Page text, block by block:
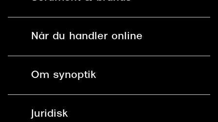
Spørgsmål & svar (FAQ)
Brilleabonnement All-Inclusive™
Brillerens
Når du handler online
Om synoptik
Juridisk